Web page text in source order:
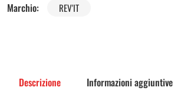
Marchio: REV'IT
Descrizione Informazioni aggiuntive